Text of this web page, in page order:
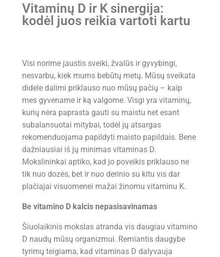
Vitaminų D ir K sinergija:
kodėl juos reikia vartoti kartu
Visi norime jaustis sveiki, žvalūs ir gyvybingi,
nesvarbu, kiek mums bebūtų metų. Mūsų sveikata
didele dalimi priklauso nuo mūsų pačių – kaip
mes gyvename ir ką valgome. Visgi yra vitaminų,
kurių nėra paprasta gauti su maistu net esant
subalansuotai mitybai, todėl jų atsargas
rekomenduojama papildyti maisto papildais. Bene
dažniausiai iš jų minimas vitaminas D.
Mokslininkai aptiko, kad jo poveikis priklauso ne
tik nuo dozės, bet ir nuo derinio su kitu vis dar
plačiajai visuomenei mažai žinomu vitaminu K.
Be vitamino D kalcis nepasisavinamas
Šiuolaikinis mokslas atranda vis daugiau vitamino
D naudų mūsų organizmui. Remiantis daugybe
tyrimų teigiama, kad vitaminas D dalyvauja